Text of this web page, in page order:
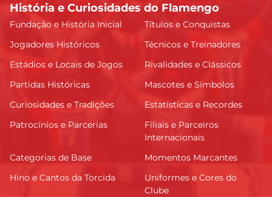
História e Curiosidades do Flamengo
Fundação e História Inicial
Títulos e Conquistas
Jogadores Históricos
Técnicos e Treinadores
Estádios e Locais de Jogos
Rivalidades e Clássicos
Partidas Históricas
Mascotes e Símbolos
Curiosidades e Tradições
Estatísticas e Recordes
Patrocínios e Parcerias
Filiais e Parceiros
Internacionais
Categorias de Base
Momentos Marcantes
Hino e Cantos da Torcida
Uniformes e Cores do
Clube